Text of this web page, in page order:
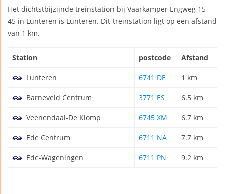
Het dichtstbijzijnde treinstation bij Vaarkamper Engweg 15 -
45 in Lunteren is Lunteren. Dit treinstation ligt op een afstand
van 1 km.
Station postcode Afstand
Lunteren 6741 DE 1 km
Barneveld Centrum 3771 ES 6.5 km
Veenendaal-De Klomp 6745 XM 6.7 km
Ede Centrum 6711 NA 7.7 km
Ede-Wageningen 6711 PN 9.2 km